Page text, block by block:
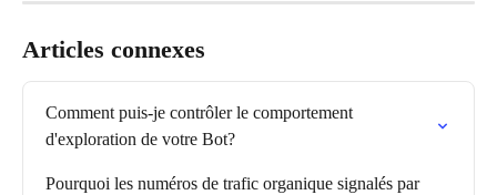
Articles connexes
Comment puis-je contrôler le comportement
d'exploration de votre Bot?
Pourquoi les numéros de trafic organique signalés par